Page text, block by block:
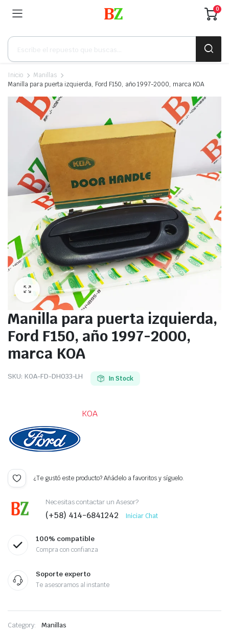
0
Búsqueda
productos
Inicio
Manillas
Manilla para puerta izquierda, Ford F150, año 1997-2000, marca KOA
Manilla para puerta izquierda,
Ford F150, año 1997-2000,
marca KOA
SKU: KOA-FD-DH033-LH In Stock
KOA
¿Te gustó este producto? Añádelo a favoritos y síguelo.
Necesitas contactar un Asesor?
(+58) 414-6841242 Iniciar Chat
100% compatible
Compra con confianza
Soporte experto
Te asesoramos al instante
Category: Manillas